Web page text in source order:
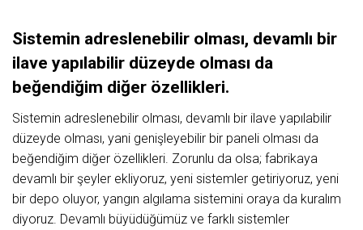
Sistemin adreslenebilir olması, devamlı bir
ilave yapılabilir düzeyde olması da
beğendiğim diğer özellikleri.
Sistemin adreslenebilir olması, devamlı bir ilave yapılabilir
düzeyde olması, yani genişleyebilir bir paneli olması da
beğendiğim diğer özellikleri. Zorunlu da olsa; fabrikaya
devamlı bir şeyler ekliyoruz, yeni sistemler getiriyoruz, yeni
bir depo oluyor, yangın algılama sistemini oraya da kuralım
diyoruz. Devamlı büyüdüğümüz ve farklı sistemler